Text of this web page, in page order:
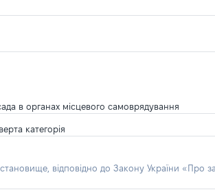
в органах місцевого самоврядування
категорія
відповідно до Закону України «Про